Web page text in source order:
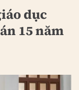
dục
15 năm